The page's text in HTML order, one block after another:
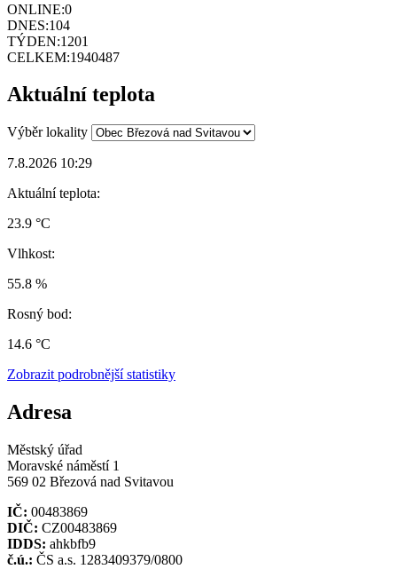
ONLINE:0
DNES:104
TÝDEN:1201
CELKEM:1940487
Aktuální teplota
Výběr lokality
7.8.2026 10:29
Aktuální teplota:
23.9 °C
Vlhkost:
55.8 %
Rosný bod:
14.6 °C
Zobrazit podrobnější statistiky
Adresa
Městský úřad
Moravské náměstí 1
569 02 Březová nad Svitavou
IČ: 00483869
DIČ: CZ00483869
IDDS: ahkbfb9
č.ú.: ČS a.s. 1283409379/0800